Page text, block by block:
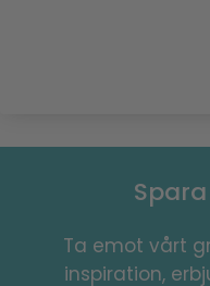
Ta emot vårt
inspiration,